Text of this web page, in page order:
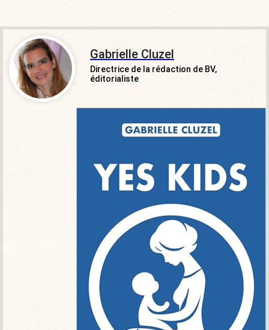
Gabrielle Cluzel
Directrice de la rédaction de BV,
éditorialiste